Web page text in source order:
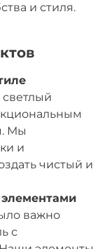
и стиля.
Мы
и
чистый и
элементами
важно
с